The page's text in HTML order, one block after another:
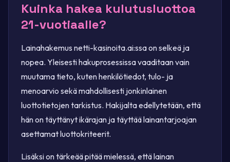
Kuinka hakea kulutusluottoa
21-vuotiaalle?
Lainahakemus netti-kasinoita.ai:ssa on selkeä ja
nopea. Yleisesti hakuprosessissa vaaditaan vain
muutama tieto, kuten henkilötiedot, tulo- ja
menoarvio sekä mahdollisesti jonkinlainen
luottotietojen tarkistus. Hakijalta edellytetään, että
hän on täyttänyt ikärajan ja täyttää lainantarjoajan
asettamat luottokriteerit.
Lisäksi on tärkeää pitää mielessä, että lainan